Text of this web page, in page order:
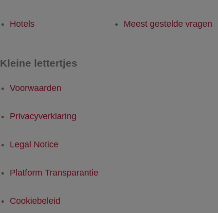
Hotels Meest gestelde vragen
Kleine lettertjes
Voorwaarden
Privacyverklaring
Legal Notice
Platform Transparantie
Cookiebeleid